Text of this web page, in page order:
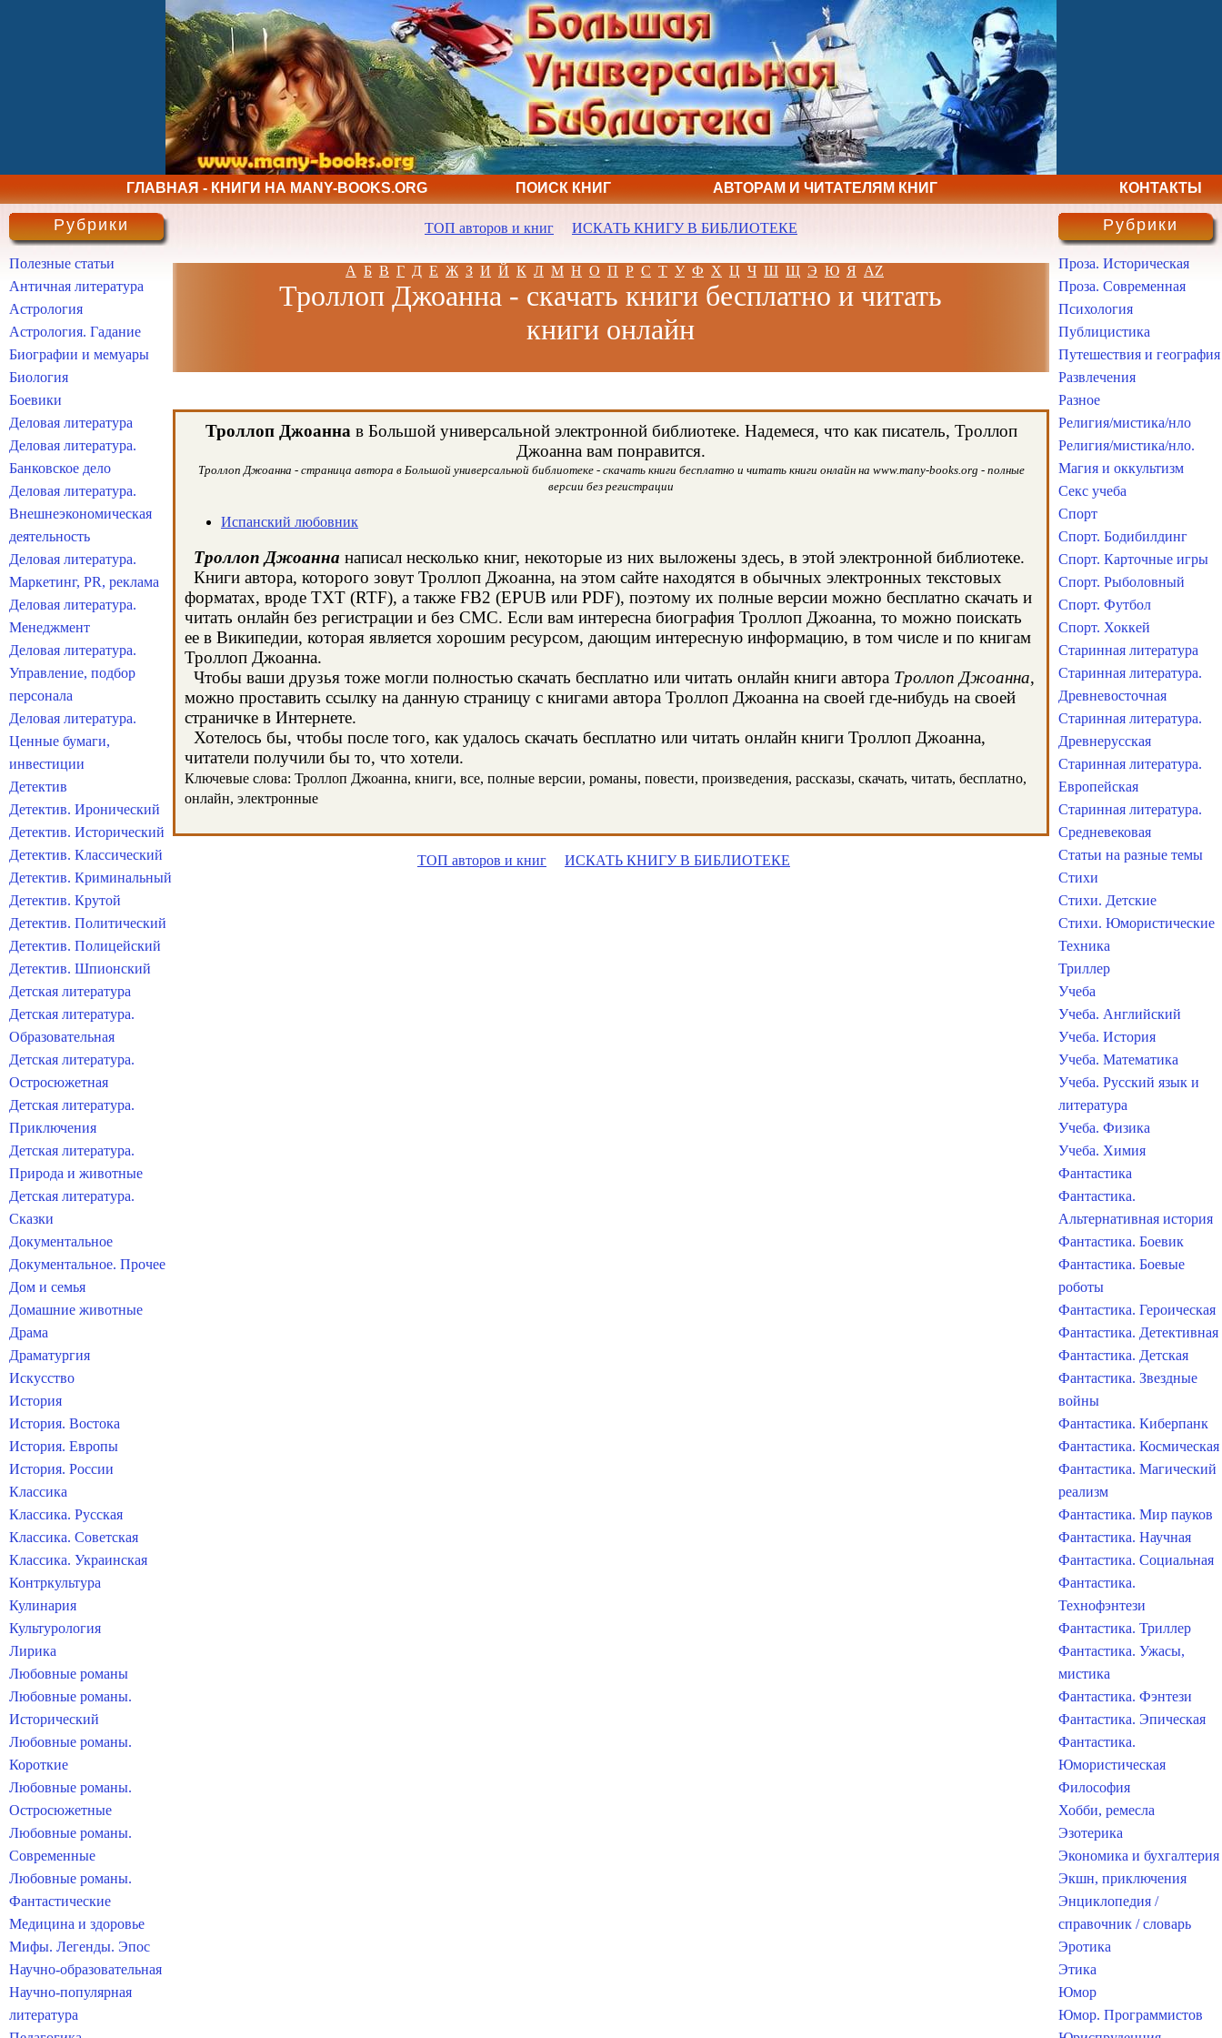
ГЛАВНАЯ - КНИГИ НА MANY-BOOKS.ORG ПОИСК КНИГ АВТОРАМ И ЧИТАТЕЛЯМ КНИГ КОНТАКТЫ
ТОП авторов и книг ИСКАТЬ КНИГУ В БИБЛИОТЕКЕ
А Б В Г Д Е Ж З И Й К Л М Н О П Р С Т У Ф Х Ц Ч Ш Щ Э Ю Я AZ
Троллоп Джоанна - скачать книги бесплатно и читать
книги онлайн
Троллоп Джоанна в Большой универсальной электронной библиотеке. Надемеся, что как писатель, Троллоп
Джоанна вам понравится.
Троллоп Джоанна - страница автора в Большой универсальной библиотеке - скачать книги бесплатно и читать книги онлайн на www.many-books.org - полные
версии без регистрации
Испанский любовник
Троллоп Джоанна написал несколько книг, некоторые из них выложены здесь, в этой электронной библиотеке.
Книги автора, которого зовут Троллоп Джоанна, на этом сайте находятся в обычных электронных текстовых
форматах, вроде TXT (RTF), а также FB2 (EPUB или PDF), поэтому их полные версии можно бесплатно скачать и
читать онлайн без регистрации и без СМС. Если вам интересна биография Троллоп Джоанна, то можно поискать
ее в Википедии, которая является хорошим ресурсом, дающим интересную информацию, в том числе и по книгам
Троллоп Джоанна.
Чтобы ваши друзья тоже могли полностью скачать бесплатно или читать онлайн книги автора Троллоп Джоанна,
можно проставить ссылку на данную страницу с книгами автора Троллоп Джоанна на своей где-нибудь на своей
страничке в Интернете.
Хотелось бы, чтобы после того, как удалось скачать бесплатно или читать онлайн книги Троллоп Джоанна,
читатели получили бы то, что хотели.
Ключевые слова: Троллоп Джоанна, книги, все, полные версии, романы, повести, произведения, рассказы, скачать, читать, бесплатно,
онлайн, электронные
ТОП авторов и книг ИСКАТЬ КНИГУ В БИБЛИОТЕКЕ
Рубрики
Полезные статьи
Античная литература
Астрология
Астрология. Гадание
Биографии и мемуары
Биология
Боевики
Деловая литература
Деловая литература.
Банковское дело
Деловая литература.
Внешнеэкономическая
деятельность
Деловая литература.
Маркетинг, PR, реклама
Деловая литература.
Менеджмент
Деловая литература.
Управление, подбор
персонала
Деловая литература.
Ценные бумаги,
инвестиции
Детектив
Детектив. Иронический
Детектив. Исторический
Детектив. Классический
Детектив. Криминальный
Детектив. Крутой
Детектив. Политический
Детектив. Полицейский
Детектив. Шпионский
Детская литература
Детская литература.
Образовательная
Детская литература.
Остросюжетная
Детская литература.
Приключения
Детская литература.
Природа и животные
Детская литература.
Сказки
Документальное
Документальное. Прочее
Дом и семья
Домашние животные
Драма
Драматургия
Искусство
История
История. Востока
История. Европы
История. России
Классика
Классика. Русская
Классика. Советская
Классика. Украинская
Контркультура
Кулинария
Культурология
Лирика
Любовные романы
Любовные романы.
Исторический
Любовные романы.
Короткие
Любовные романы.
Остросюжетные
Любовные романы.
Современные
Любовные романы.
Фантастические
Медицина и здоровье
Мифы. Легенды. Эпос
Научно-образовательная
Научно-популярная
литература
Рубрики
Проза. Историческая
Проза. Современная
Психология
Публицистика
Путешествия и география
Развлечения
Разное
Религия/мистика/нло
Религия/мистика/нло.
Магия и оккультизм
Секс учеба
Спорт
Спорт. Бодибилдинг
Спорт. Карточные игры
Спорт. Рыболовный
Спорт. Футбол
Спорт. Хоккей
Старинная литература
Старинная литература.
Древневосточная
Старинная литература.
Древнерусская
Старинная литература.
Европейская
Старинная литература.
Средневековая
Статьи на разные темы
Стихи
Стихи. Детские
Стихи. Юмористические
Техника
Триллер
Учеба
Учеба. Английский
Учеба. История
Учеба. Математика
Учеба. Русский язык и
литература
Учеба. Физика
Учеба. Химия
Фантастика
Фантастика.
Альтернативная история
Фантастика. Боевик
Фантастика. Боевые
роботы
Фантастика. Героическая
Фантастика. Детективная
Фантастика. Детская
Фантастика. Звездные
войны
Фантастика. Киберпанк
Фантастика. Космическая
Фантастика. Магический
реализм
Фантастика. Мир пауков
Фантастика. Научная
Фантастика. Социальная
Фантастика.
Технофэнтези
Фантастика. Триллер
Фантастика. Ужасы,
мистика
Фантастика. Фэнтези
Фантастика. Эпическая
Фантастика.
Юмористическая
Философия
Хобби, ремесла
Эзотерика
Экономика и бухгалтерия
Экшн, приключения
Энциклопедия /
справочник / словарь
Эротика
Этика
Юмор
Юмор. Программистов